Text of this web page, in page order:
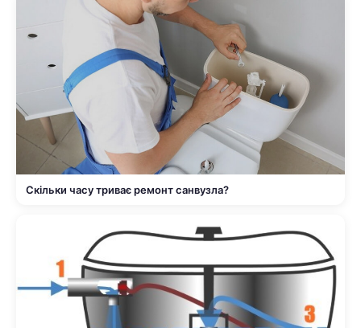
Скільки часу триває ремонт санвузла?